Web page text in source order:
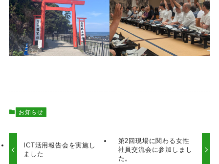
お知らせ
ICT活用報告会を実施し
ました
第2回現場に関わる女性
社員交流会に参加しまし
た。